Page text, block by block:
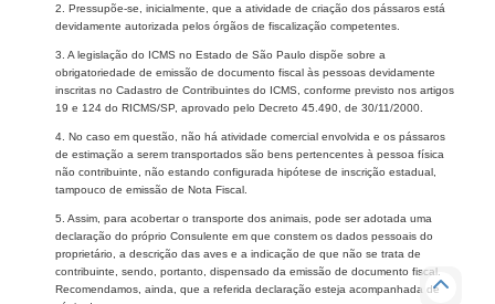
2. Pressupõe-se, inicialmente, que a atividade de criação dos pássaros está
devidamente autorizada pelos órgãos de fiscalização competentes.
3. A legislação do ICMS no Estado de São Paulo dispõe sobre a
obrigatoriedade de emissão de documento fiscal às pessoas devidamente
inscritas no Cadastro de Contribuintes do ICMS, conforme previsto nos artigos
19 e 124 do RICMS/SP, aprovado pelo Decreto 45.490, de 30/11/2000.
4. No caso em questão, não há atividade comercial envolvida e os pássaros
de estimação a serem transportados são bens pertencentes à pessoa física
não contribuinte, não estando configurada hipótese de inscrição estadual,
tampouco de emissão de Nota Fiscal.
5. Assim, para acobertar o transporte dos animais, pode ser adotada uma
declaração do próprio Consulente em que constem os dados pessoais do
proprietário, a descrição das aves e a indicação de que não se trata de
contribuinte, sendo, portanto, dispensado da emissão de documento fiscal.
Recomendamos, ainda, que a referida declaração esteja acompanhada de